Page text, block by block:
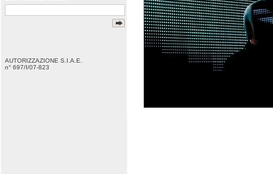
AUTORIZZAZIONE S.I.A.E.
n° 697/I/07-823